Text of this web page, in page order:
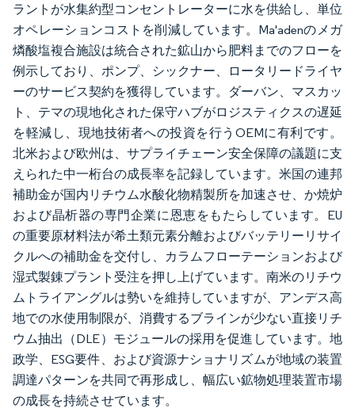
ラントが水集約型コンセントレーターに水を供給し、単位
オペレーションコストを削減しています。Ma'adenのメガ
燐酸塩複合施設は統合された鉱山から肥料までのフローを
例示しており、ポンプ、シックナー、ロータリードライヤ
ーのサービス契約を獲得しています。ダーバン、マスカッ
ト、テマの現地化された保守ハブがロジスティクスの遅延
を軽減し、現地技術者への投資を行うOEMに有利です。
北米および欧州は、サプライチェーン安全保障の議題に支
えられた中一桁台の成長率を記録しています。米国の連邦
補助金が国内リチウム水酸化物精製所を加速させ、か焼炉
および晶析器の専門企業に恩恵をもたらしています。EU
の重要原材料法が希土類元素分離およびバッテリーリサイ
クルへの補助金を交付し、カラムフローテーションおよび
湿式製錬プラント受注を押し上げています。南米のリチウ
ムトライアングルは勢いを維持していますが、アンデス高
地での水使用制限が、消費するブラインが少ない直接リチ
ウム抽出（DLE）モジュールの採用を促進しています。地
政学、ESG要件、および資源ナショナリズムが地域の装置
調達パターンを共同で再形成し、幅広い鉱物処理装置市場
の成長を持続させています。